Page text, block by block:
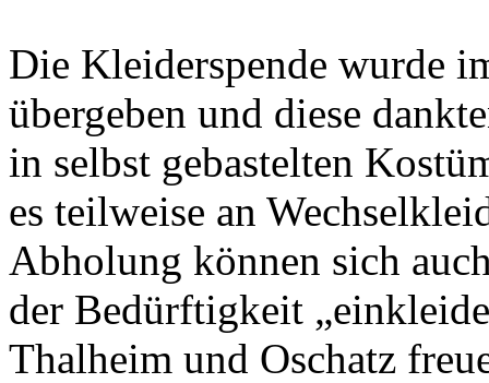
Die Kleiderspende wurde
übergeben und diese
in selbst gebastelten
es teilweise an
Abholung können sich
der Bedürftigkeit
Thalheim und Oschatz